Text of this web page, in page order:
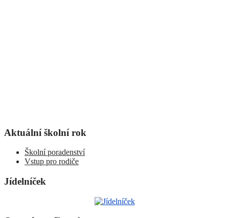
Aktuální školní rok
Školní poradenství
Vstup pro rodiče
Jídelníček